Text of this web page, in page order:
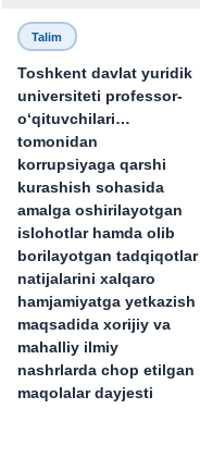
Talim
Toshkent davlat yuridik
universiteti professor-
o‘qituvchilari
tomonidan
korrupsiyaga qarshi
kurashish sohasida
amalga oshirilayotgan
islohotlar hamda olib
borilayotgan tadqiqotlar
natijalarini xalqaro
hamjamiyatga yetkazish
maqsadida xorijiy va
mahalliy ilmiy
nashrlarda chop etilgan
maqolalar dayjesti